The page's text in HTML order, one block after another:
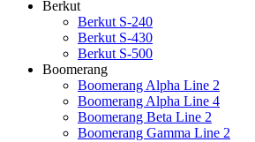
Berkut
Berkut S-240
Berkut S-430
Berkut S-500
Boomerang
Boomerang Alpha Line 2
Boomerang Alpha Line 4
Boomerang Beta Line 2
Boomerang Gamma Line 2